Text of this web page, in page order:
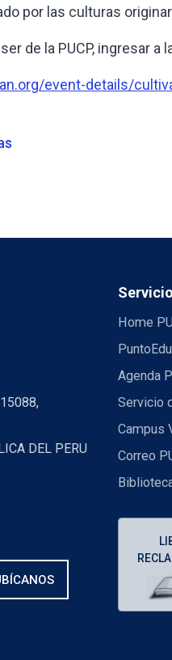
por las culturas
de la PUCP, ingresar a
event-details/
DEL PERU
Home
PuntoEdu
Agenda
Servicio
Campus
Correo